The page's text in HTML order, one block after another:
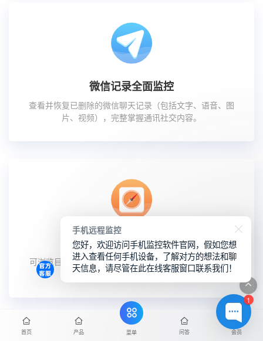
微信记录全面监控
查看并恢复已删除的微信聊天记录（包括文字、语音、图
片、视频），完整掌握通讯社交内容。
全APP数据监控与导出
可浏览目标手机内所有APP的运行数据，支持将文件传输
至本地或云端存储。
首页 产品 菜单 问答 会员
1
手机远程监控
您好，欢迎访问手机监控软件官网，假如您想
进入查看任何手机设备，了解对方的想法和聊
天信息，请尽管在此在线客服窗口联系我们！